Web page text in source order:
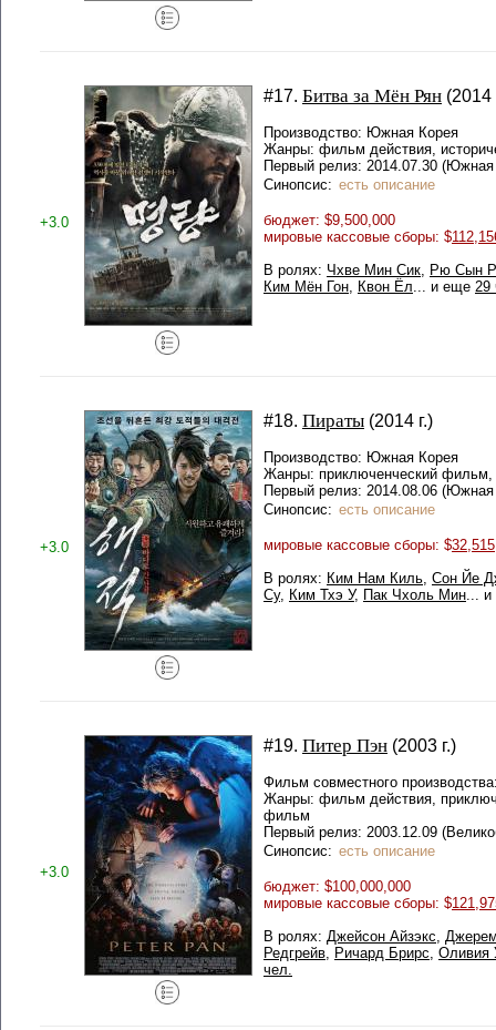
+3.0
#17. Битва за Мён Рян (2014
Производство: Южная Корея
Жанры: фильм действия,
Первый релиз: 2014.07.30
Синопсис: есть описание
бюджет: $9,500,000
мировые кассовые сборы: $
В ролях: Чхве Мин Сик, Рю Сын
Ким Мён Гон, Квон Ёл... и еще 29
+3.0
#18. Пираты (2014 г.)
Производство: Южная Корея
Жанры: приключенческий фильм,
Первый релиз: 2014.08.06
Синопсис: есть описание
мировые кассовые сборы: $
В ролях: Ким Нам Киль, Сон Йе
Су, Ким Тхэ У, Пак Чхоль Мин...
+3.0
#19. Питер Пэн (2003 г.)
Фильм совместного
Жанры: фильм действия,
фильм
Первый релиз: 2003.12.09
Синопсис: есть описание
бюджет: $100,000,000
мировые кассовые сборы: $
В ролях: Джейсон Айзэкс,
Редгрейв, Ричард Брирс, Оливия
чел.